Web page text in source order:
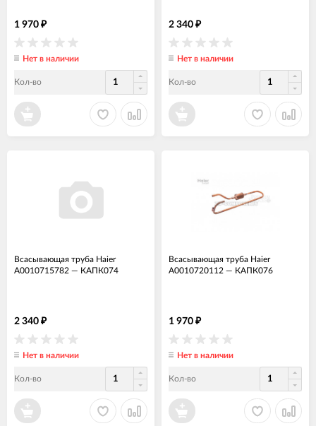
1 970 ₽
Нет в наличии
Кол-во
2 340 ₽
Нет в наличии
Кол-во
Всасывающая труба Haier
A0010715782 — КАПК074
2 340 ₽
Нет в наличии
Кол-во
Всасывающая труба Haier
A0010720112 — КАПК076
1 970 ₽
Нет в наличии
Кол-во